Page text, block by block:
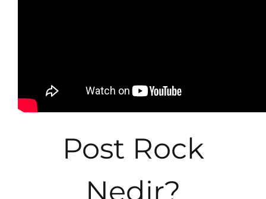
Post Rock
Nedir?